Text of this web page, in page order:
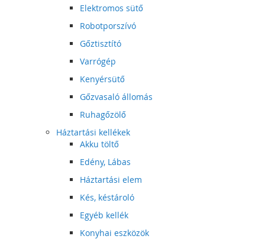
Elektromos sütő
Robotporszívó
Gőztisztító
Varrógép
Kenyérsütő
Gőzvasaló állomás
Ruhagőzölő
Háztartási kellékek
Akku töltő
Edény, Lábas
Háztartási elem
Kés, késtároló
Egyéb kellék
Konyhai eszközök